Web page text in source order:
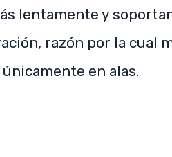
lentamente y
razón por la cual
en alas.